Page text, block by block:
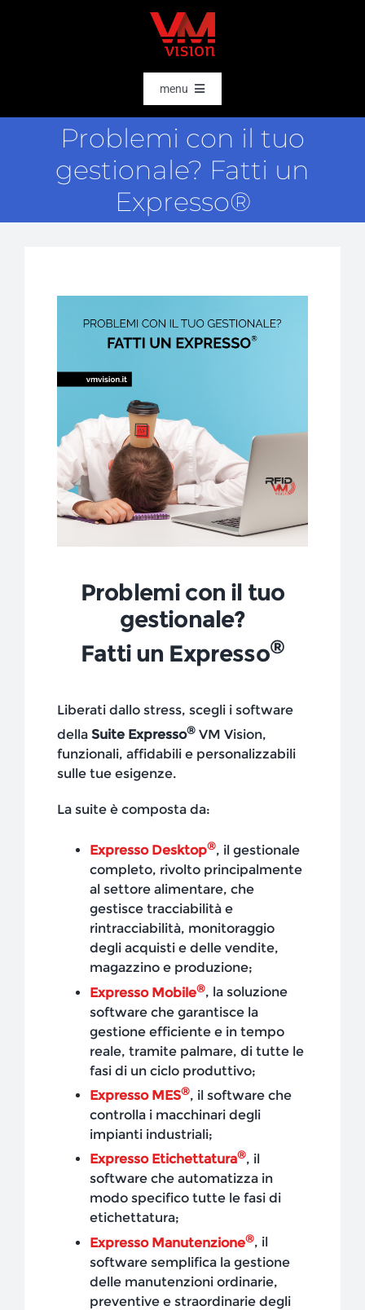
menu
HOME
AI & DATA INTELLIGENCE
SETTORI
CASE STORIES
Problemi con il tuo
gestionale? Fatti un
Expresso®
Problemi con il tuo
gestionale?
Fatti un Expresso®
Liberati dallo stress, scegli i software
della Suite Expresso®VM Vision,
funzionali, affidabili e personalizzabili
sulle tue esigenze.
La suite è composta da:
Expresso Desktop®, il gestionale
completo, rivolto principalmente
al settore alimentare, che
gestisce tracciabilità e
rintracciabilità, monitoraggio
degli acquisti e delle vendite,
magazzino e produzione;
Expresso Mobile®, la soluzione
software che garantisce la
gestione efficiente e in tempo
reale, tramite palmare, di tutte le
fasi di un ciclo produttivo;
Expresso MES®, il software che
controlla i macchinari degli
impianti industriali;
Expresso Etichettatura®, il
software che automatizza in
modo specifico tutte le fasi di
etichettatura;
Expresso Manutenzione®, il
software semplifica la gestione
delle manutenzioni ordinarie,
preventive e straordinarie degli